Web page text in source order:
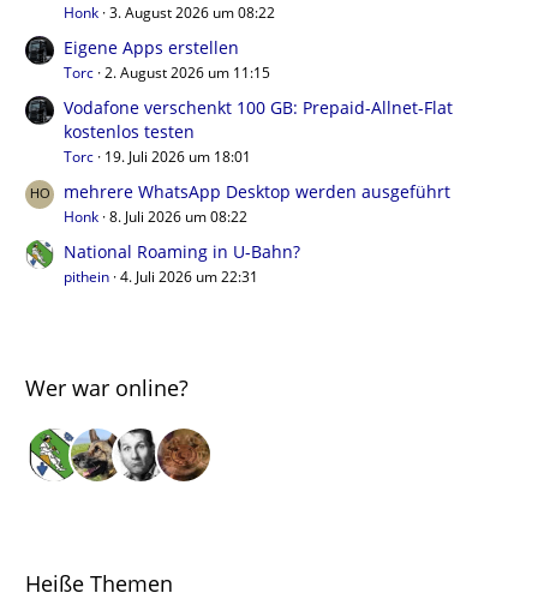
Honk 3. August 2026 um 08:22
Eigene Apps erstellen
Torc 2. August 2026 um 11:15
Vodafone verschenkt 100 GB: Prepaid-Allnet-Flat
kostenlos testen
Torc 19. Juli 2026 um 18:01
mehrere WhatsApp Desktop werden ausgeführt
Honk 8. Juli 2026 um 08:22
National Roaming in U-Bahn?
pithein 4. Juli 2026 um 22:31
Wer war online?
Heiße Themen